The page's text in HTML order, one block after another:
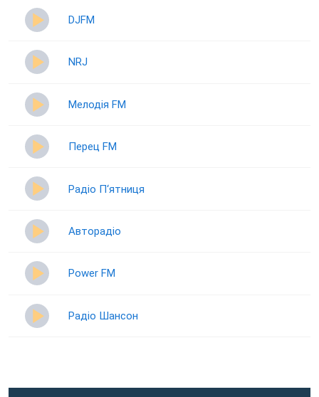
DJFM
NRJ
Мелодія FM
Перец FM
Радіо П‘ятниця
Авторадіо
Power FM
Радіо Шансон